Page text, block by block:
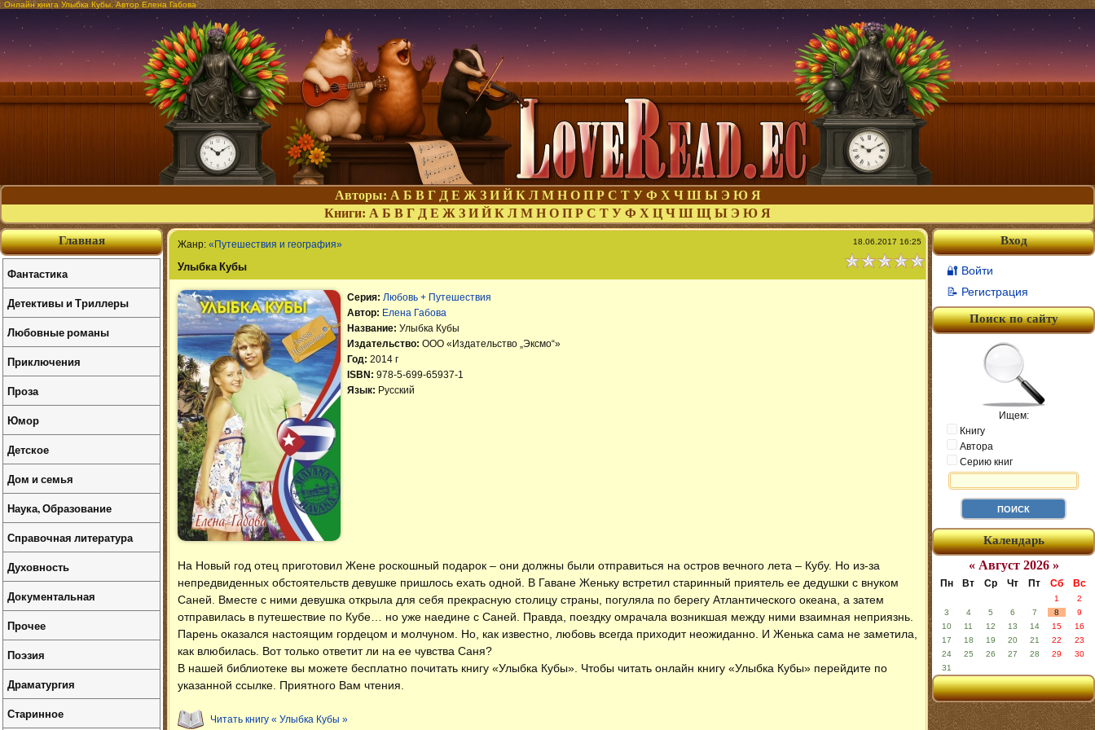
Онлайн книга Улыбка Кубы. Автор Елена Габова
Авторы: А Б В Г Д Е Ж З И Й К Л М Н О П Р С Т У Ф Х Ч Ш Ы Э Ю Я
Книги: А Б В Г Д Е Ж З И Й К Л М Н О П Р С Т У Ф Х Ц Ч Ш Щ Ы Э Ю Я
Жанр: «Путешествия и география»
Улыбка Кубы
18.06.2017 16:25
Серия: Любовь + Путешествия
Автор: Елена Габова
Название: Улыбка Кубы
Издательство: ООО «Издательство „Эксмо“»
Год: 2014 г
ISBN: 978-5-699-65937-1
Язык: Русский
На Новый год отец приготовил Жене роскошный подарок – они должны были отправиться на остров вечного лета – Кубу. Но из-за
непредвиденных обстоятельств девушке пришлось ехать одной. В Гаване Женьку встретил старинный приятель ее дедушки с внуком
Саней. Вместе с ними девушка открыла для себя прекрасную столицу страны, погуляла по берегу Атлантического океана, а затем
отправилась в путешествие по Кубе… но уже наедине с Саней. Правда, поездку омрачала возникшая между ними взаимная неприязнь.
Парень оказался настоящим гордецом и молчуном. Но, как известно, любовь всегда приходит неожиданно. И Женька сама не заметила,
как влюбилась. Вот только ответит ли на ее чувства Саня?
В нашей библиотеке вы можете бесплатно почитать книгу «Улыбка Кубы» . Чтобы читать онлайн книгу «Улыбка Кубы» перейдите по
указанной ссылке. Приятного Вам чтения.
Читать книгу « Улыбка Кубы »
Вход
🔐 Войти
📝 Регистрация
Поиск по сайту
Ищем:
Книгу
Автора
Серию книг
Календарь
« Август 2026 »
Пн Вт Ср Чт Пт Сб Вс
1
2
3
4 5 6 7 8
9
10
11 12 13 14 15
16
17
18 19 20 21 22
23
24
25 26 27 28 29
30
31
Главная
Фантастика
Детективы и Триллеры
Любовные романы
Приключения
Проза
Юмор
Детское
Дом и семья
Наука, Образование
Справочная литература
Духовность
Документальная
Прочее
Поэзия
Драматургия
Старинное